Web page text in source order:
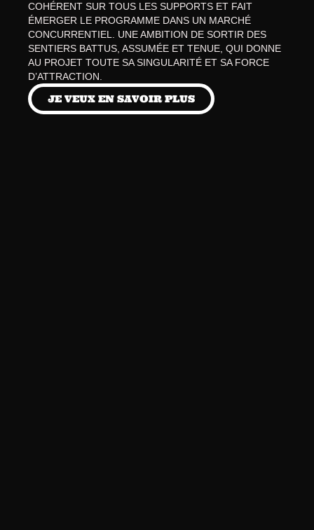
COHÉRENT SUR TOUS LES SUPPORTS ET FAIT
ÉMERGER LE PROGRAMME DANS UN MARCHÉ
CONCURRENTIEL. UNE AMBITION DE SORTIR DES
SENTIERS BATTUS, ASSUMÉE ET TENUE, QUI DONNE
AU PROJET TOUTE SA SINGULARITÉ ET SA FORCE
D’ATTRACTION.
JE VEUX EN SAVOIR PLUS